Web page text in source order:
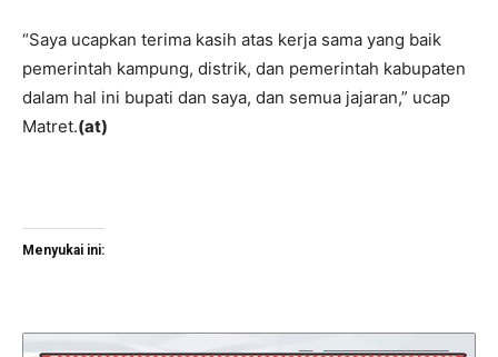
“Saya ucapkan terima kasih atas kerja sama yang baik
pemerintah kampung, distrik, dan pemerintah kabupaten
dalam hal ini bupati dan saya, dan semua jajaran,” ucap
Matret.(at)
Menyukai ini: